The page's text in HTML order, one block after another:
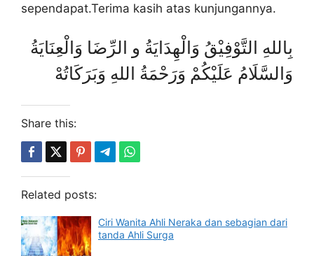
sependapat.Terima kasih atas kunjungannya.
بِاللهِ التَّوْفِيْقُ وَالْهِدَايَةُ و الرِّضَا وَالْعِنَايَةُ
وَالسَّلَامُ عَلَيْكُمْ وَرَحْمَةُ اللهِ وَبَرَكَاتُهْ
Share this:
Related posts:
Ciri Wanita Ahli Neraka dan sebagian dari
tanda Ahli Surga